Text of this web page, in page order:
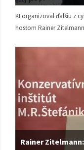
KI organizoval ďalšiu z
hosťom Rainer
Rainer